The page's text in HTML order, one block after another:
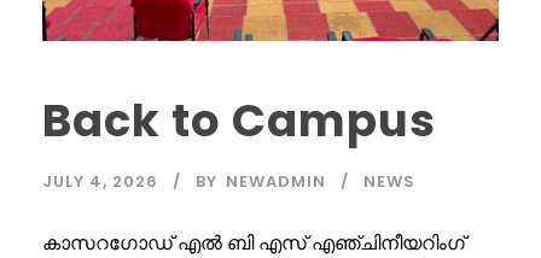
Back to Campus
JULY 4, 2026 BY NEWADMIN NEWS
കാസറഗോഡ് എൽ ബി എസ് എഞ്ചിനീയറിംഗ്